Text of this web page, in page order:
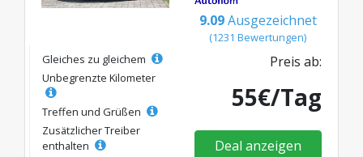
9.09 Ausgezeichnet
(1231 Bewertungen)
Gleiches zu gleichem
Unbegrenzte Kilometer
Treffen und Grüßen
Zusätzlicher Treiber
enthalten
Preis ab:
55€/Tag
Deal anzeigen